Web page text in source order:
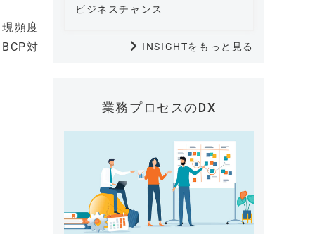
頻度
対
ビジネスチャンス
INSIGHTをもっと見る
業務プロセスのDX